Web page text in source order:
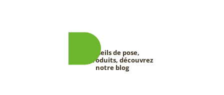
Conseils de pose,
tests produits, découvrez
notre blog